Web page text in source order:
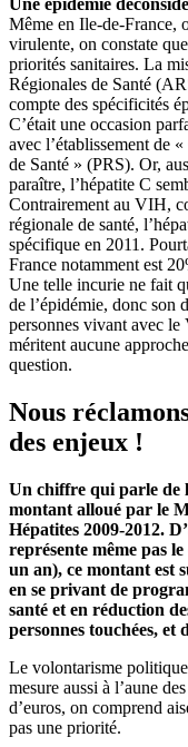
Une épidémie
Même en Ile-de-France,
virulente, on constate
priorités sanitaires. La
Régionales de Santé
compte des spécificités
C’était une occasion
avec l’établissement de
de Santé » (PRS). Or,
paraître, l’hépatite C
Contrairement au VIH,
régionale de santé,
spécifique en 2011.
France notamment est
Une telle incurie ne fait
de l’épidémie, donc son
personnes vivant avec le
méritent aucune
question.
Nous
des enjeux !
Un chiffre qui parle de
montant alloué par le
Hépatites 2009-2012.
représente même pas
un an), ce montant est
en se privant de
santé et en réduction
personnes touchées, et
Le volontarisme
mesure aussi à l’aune
d’euros, on comprend
pas une priorité.